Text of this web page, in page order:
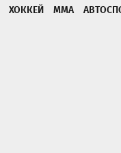
ХОККЕЙ ММА